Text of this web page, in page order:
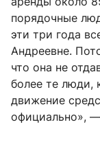
порядочные
эти три года
Андреевне.
что она не
более те люди,
движение
официально»,